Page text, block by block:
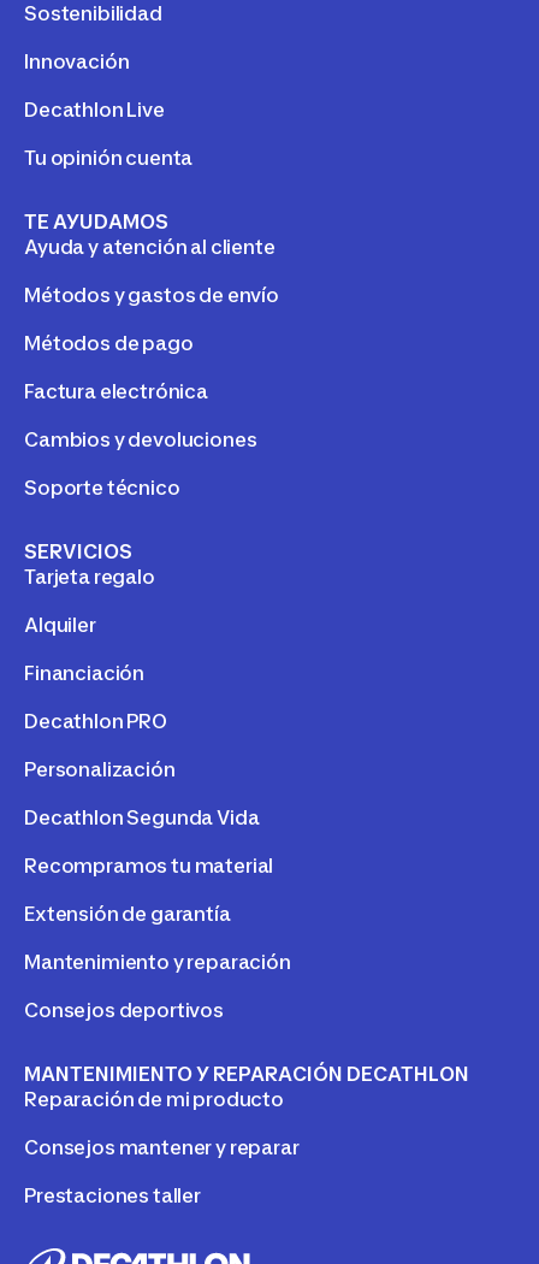
Sostenibilidad
Innovación
Decathlon Live
Tu opinión cuenta
TE AYUDAMOS
Ayuda y atención al cliente
Métodos y gastos de envío
Métodos de pago
Factura electrónica
Cambios y devoluciones
Soporte técnico
SERVICIOS
Tarjeta regalo
Alquiler
Financiación
Decathlon PRO
Personalización
Decathlon Segunda Vida
Recompramos tu material
Extensión de garantía
Mantenimiento y reparación
Consejos deportivos
MANTENIMIENTO Y REPARACIÓN DECATHLON
Reparación de mi producto
Consejos mantener y reparar
Prestaciones taller